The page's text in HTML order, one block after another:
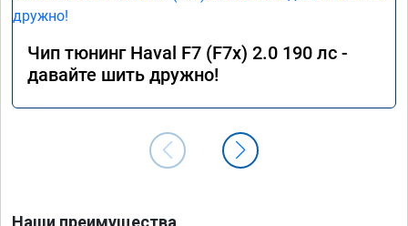
Чип тюнинг Haval F7 (F7x) 2.0 190 лс -
давайте шить дружно!
Наши преимущества